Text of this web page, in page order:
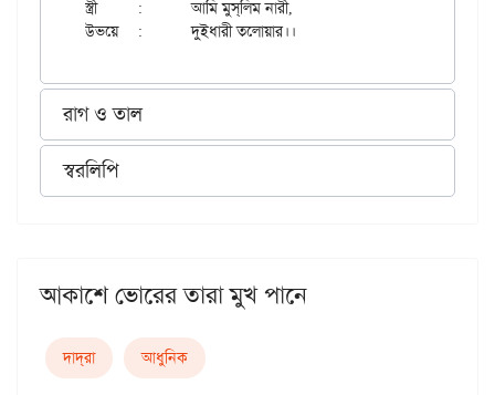
স্ত্রী	:	আমি মুস্‌লিম নারী,
রাগ ও তাল
স্বরলিপি
আকাশে ভোরের তারা মুখ পানে
দাদ্‌রা আধুনিক